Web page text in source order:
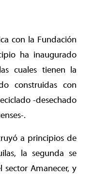
con la Fundación
ha inaugurado
cuales tienen la
construidas con
-desechado
.
a principios de
la segunda se
Amanecer, y